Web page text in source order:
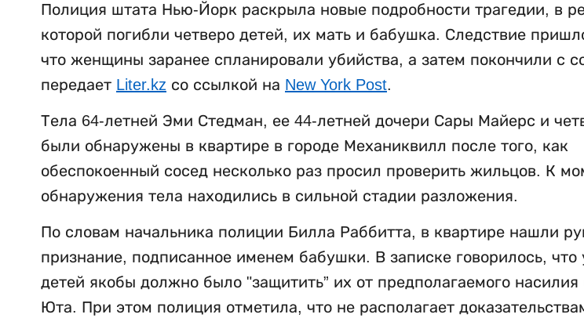
Полиция штата Нью-Йорк раскрыла новые подробности трагедии, в
которой погибли четверо детей, их мать и бабушка. Следствие
что женщины заранее спланировали убийства, а затем покончили с
передает Liter.kz со ссылкой на New York Post.
Тела 64-летней Эми Стедман, ее 44-летней дочери Сары Майерс и
были обнаружены в квартире в городе Механиквилл после того, как
обеспокоенный сосед несколько раз просил проверить жильцов. К
обнаружения тела находились в сильной стадии разложения.
По словам начальника полиции Билла Раббитта, в квартире нашли
признание, подписанное именем бабушки. В записке говорилось, что
детей якобы должно было "защитить” их от предполагаемого насилия
Юта. При этом полиция отметила, что не располагает